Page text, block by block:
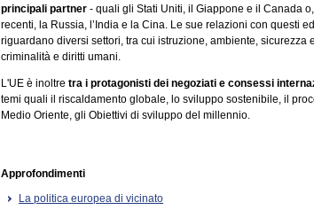
principali partner - quali gli Stati Uniti, il Giappone e il Canada
recenti, la Russia, l’India e la Cina. Le sue relazioni con questi
riguardano diversi settori, tra cui istruzione, ambiente, sicurezza
criminalità e diritti umani.
L'UE è inoltre tra i protagonisti dei negoziati e consessi
temi quali il riscaldamento globale, lo sviluppo sostenibile, il
Medio Oriente, gli Obiettivi di sviluppo del millennio.
Approfondimenti
La politica europea di vicinato